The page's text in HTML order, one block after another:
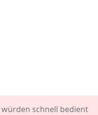
schnell bedient